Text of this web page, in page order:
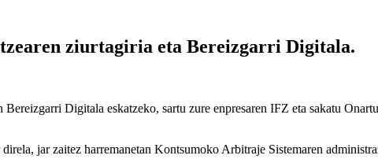
ziurtagiria eta Bereizgarri Digitala.
Digitala eskatzeko, sartu zure enpresaren IFZ eta sakatu Onartu
jar zaitez harremanetan Kontsumoko Arbitraje Sistemaren